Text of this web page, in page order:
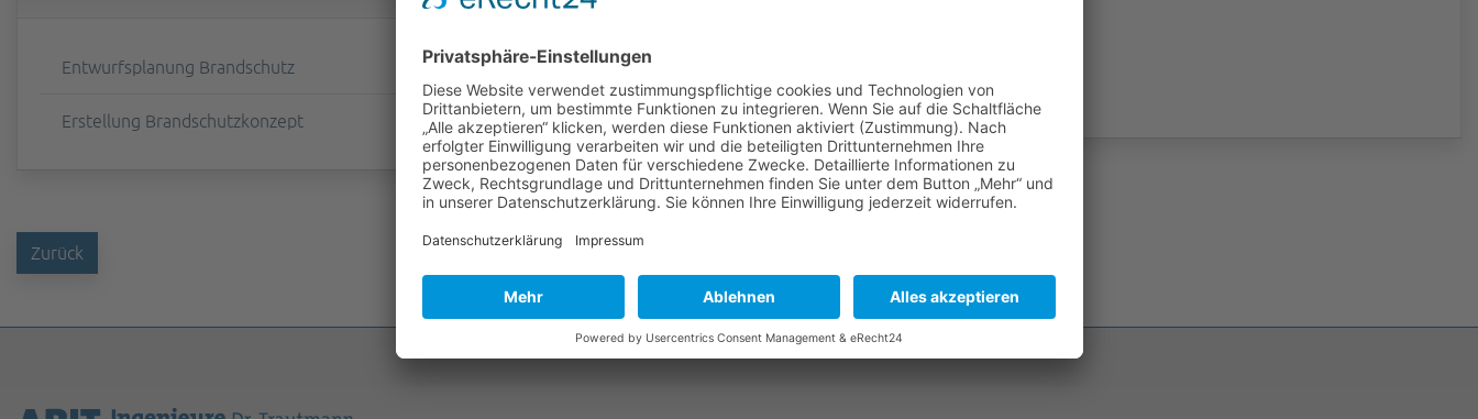
Entwurfsplanung Brandschutz
Erstellung Brandschutzkonzept
Zurück